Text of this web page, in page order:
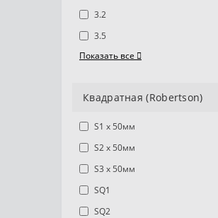
3.2
3.5
Показать все
Квадратная (Robertson)
S1 x 50мм
S2 x 50мм
S3 x 50мм
SQ1
SQ2